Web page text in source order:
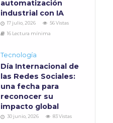
automatización
industrial con IA
17 julio, 2026
56 Vistas
16 Lectura mínima
Tecnología
Día Internacional de
las Redes Sociales:
una fecha para
reconocer su
impacto global
30 junio, 2026
83 Vistas